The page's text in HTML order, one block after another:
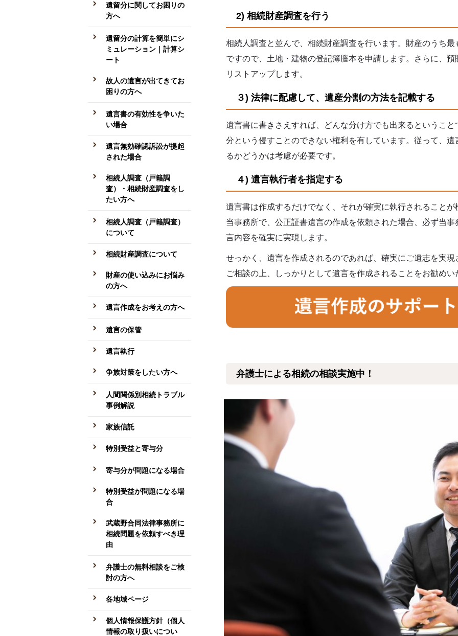
2) 相続財産調査を行う
相続人調査と並んで、相続財産調査を行います。財産のうち
ですので、土地・建物の登記簿謄本を申請します。さらに、
リストアップします。
３) 法律に配慮して、遺産分割の方法を記載する
遺言書に書きさえすれば、どんな分け方でも出来るというこ
分という侵すことのできない権利を有しています。従って、
るかどうかは考慮が必要です。
４) 遺言執行者を指定する
遺言書は作成するだけでなく、それが確実に執行されることが
当事務所で、公正証書遺言の作成を依頼された場合、必ず当
言内容を確実に実現します。
せっかく、遺言を作成されるのであれば、確実にご遺志を実
ご相談の上、しっかりとして遺言を作成されることをお勧めい
弁護士による相続の相談実施中！
遺留分に関してお困りの
方へ
遺留分の計算を簡単にシ
ミュレーション｜計算シ
ート
故人の遺言が出てきてお
困りの方へ
遺言書の有効性を争いた
い場合
遺言無効確認訴訟が提起
された場合
相続人調査（戸籍調
査）・相続財産調査をし
たい方へ
相続人調査（戸籍調査）
について
相続財産調査について
財産の使い込みにお悩み
の方へ
遺言作成をお考えの方へ
遺言の保管
遺言執行
争族対策をしたい方へ
人間関係別相続トラブル
事例解説
家族信託
特別受益と寄与分
寄与分が問題になる場合
特別受益が問題になる場
合
武蔵野合同法律事務所に
相続問題を依頼すべき理
由
弁護士の無料相談をご検
討の方へ
各地域ページ
個人情報保護方針（個人
情報の取り扱いについ